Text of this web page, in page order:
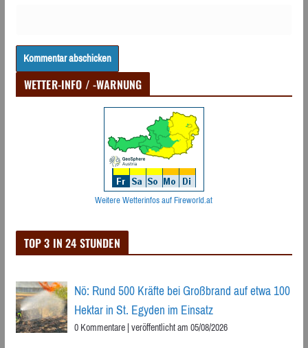
WETTER-INFO / -WARNUNG
Weitere Wetterinfos auf Fireworld.at
TOP 3 IN 24 STUNDEN
Nö: Rund 500 Kräfte bei Großbrand auf etwa 100
Hektar in St. Egyden im Einsatz
0 Kommentare|veröffentlicht am 05/08/2026